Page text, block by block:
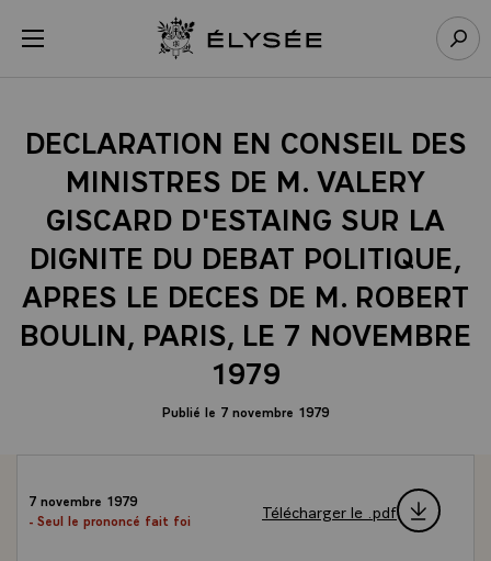
menu Retour à l’accueil Élysée
DECLARATION EN CONSEIL DES
MINISTRES DE M. VALERY
GISCARD D'ESTAING SUR LA
DIGNITE DU DEBAT POLITIQUE,
APRES LE DECES DE M. ROBERT
BOULIN, PARIS, LE 7 NOVEMBRE
1979
Publié le 7 novembre 1979
7 novembre 1979
- Seul le prononcé fait foi
Télécharger le .pdf
Panneau de gestion des cookies